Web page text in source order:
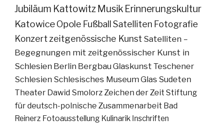
Jubiläum Kattowitz Musik Erinnerungskultur
KatowiceOpole FußballSatelliten Fotografie
Konzertzeitgenössische Kunst Satelliten –
Begegnungen mit zeitgenössischer Kunst in
Schlesien Berlin BergbauGlaskunst Teschener
Schlesien Schlesisches MuseumGlas Sudeten
Theater Dawid SmolorzZeichen der Zeit Stiftung
für deutsch-polnische Zusammenarbeit Bad
Reinerz Fotoausstellung Kulinarik Inschriften